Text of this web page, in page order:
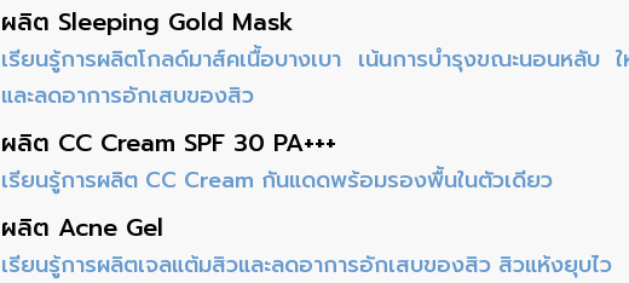
ผลิต Sleeping Gold Mask
เรียนรู้การผลิตโกลด์มาส์คเนื้อบางเบา เน้นการบำรุงขณะนอนหลับ
และลดอาการอักเสบของสิว
ผลิต CC Cream SPF 30 PA+++
เรียนรู้การผลิต CC Cream กันแดดพร้อมรองพื้นในตัวเดียว
ผลิต Acne Gel
เรียนรู้การผลิตเจลแต้มสิวและลดอาการอักเสบของสิว สิวแห้งยุบไว